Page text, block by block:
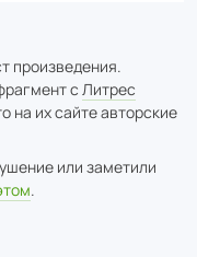
произведения.
с Литрес
на их сайте авторские
или заметили
.